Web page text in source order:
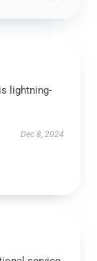
lightning-
Dec 8, 2024